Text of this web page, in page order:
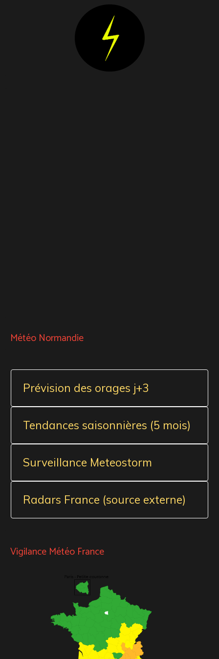
Météo Normandie
Prévision des orages j+3
Tendances saisonnières (5 mois)
Surveillance Meteostorm
Radars France (source externe)
Vigilance Météo France